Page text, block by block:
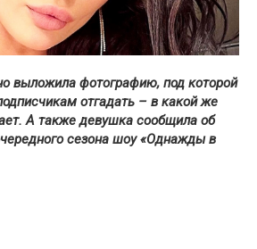
выложила фотографию, под которой
отгадать – в какой же
А также девушка сообщила об
сезона шоу «Однажды в